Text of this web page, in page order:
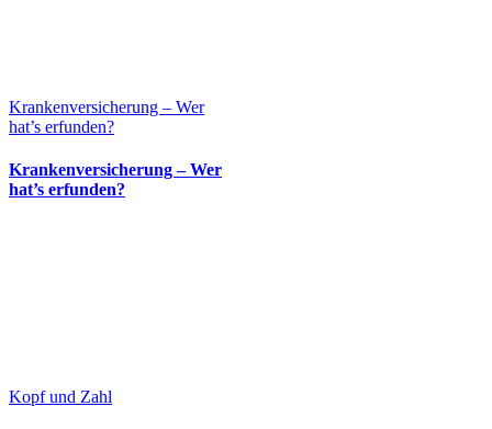
Krankenversicherung – Wer
hat’s erfunden?
Krankenversicherung – Wer
hat’s erfunden?
Kopf und Zahl